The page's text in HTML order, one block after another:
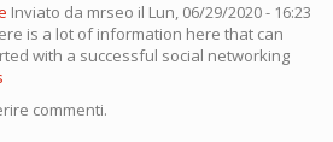
Inviato da mrseo il Lun, 06/29/2020 - 16:23
is a lot of information here that can
with a successful social networking
commenti.